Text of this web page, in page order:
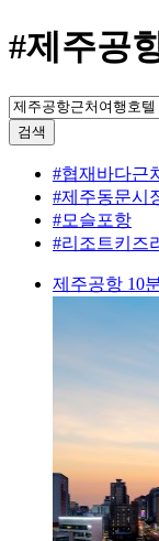
#제주공
검색
#협재바다근
#제주동문시
#모슬포항
#리조트키즈
제주공항 10